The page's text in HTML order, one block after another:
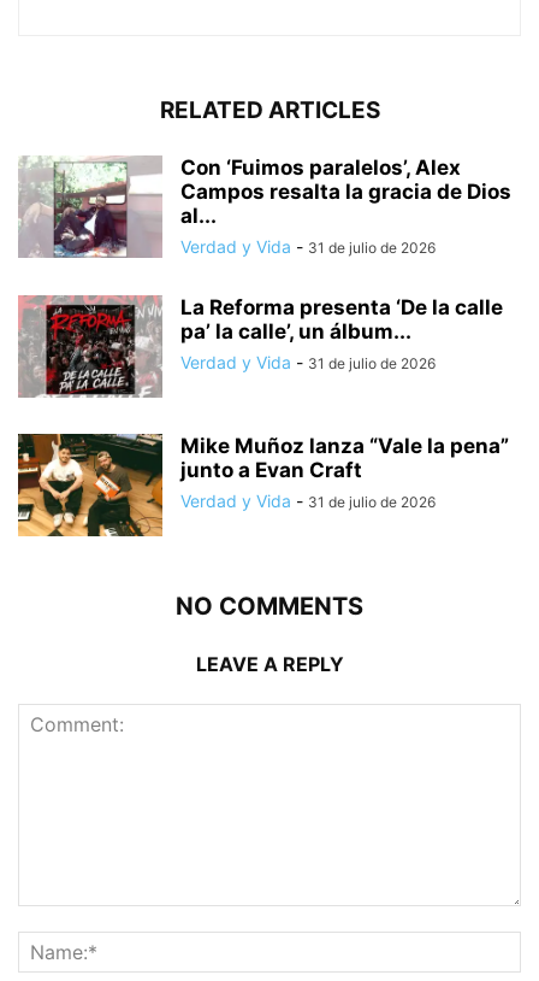
RELATED ARTICLES
Con ‘Fuimos paralelos’, Alex
Campos resalta la gracia de Dios
al...
Verdad y Vida - 31 de julio de 2026
La Reforma presenta ‘De la calle
pa’ la calle’, un álbum...
Verdad y Vida - 31 de julio de 2026
Mike Muñoz lanza “Vale la pena”
junto a Evan Craft
Verdad y Vida - 31 de julio de 2026
NO COMMENTS
LEAVE A REPLY